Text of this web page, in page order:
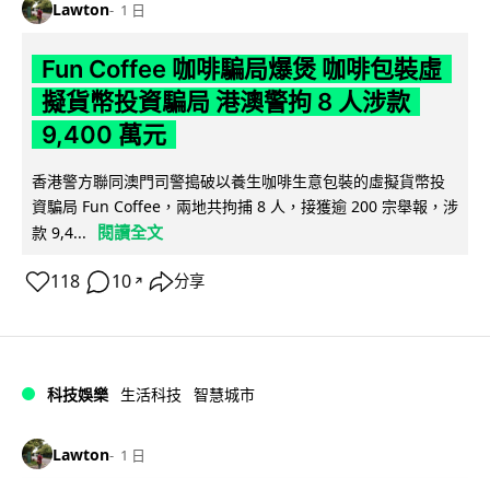
Lawton 1 日
Fun Coffee 咖啡騙局爆煲 咖啡包裝虛
擬貨幣投資騙局 港澳警拘 8 人涉款
9,400 萬元
香港警方聯同澳門司警搗破以養生咖啡生意包裝的虛擬貨幣投
資騙局 Fun Coffee，兩地共拘捕 8 人，接獲逾 200 宗舉報，涉
款 9,4...
閱讀全文
118 10 ↗ 分享
科技娛樂 生活科技 智慧城市
Lawton 1 日